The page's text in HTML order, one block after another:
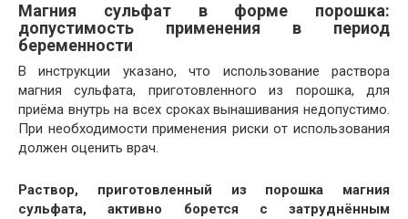
Магния сульфат в форме порошка:
допустимость применения в период
беременности
В инструкции указано, что использование раствора
магния сульфата, приготовленного из порошка, для
приёма внутрь на всех сроках вынашивания недопустимо.
При необходимости применения риски от использования
должен оценить врач.
Раствор, приготовленный из порошка магния
сульфата, активно борется с затруднённым